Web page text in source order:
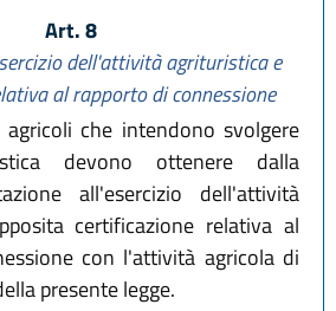
Art. 8
dell'attività agrituristica e
al rapporto di connessione
che intendono svolgere
devono ottenere dalla
all'esercizio dell'attività
certificazione relativa al
con l'attività agricola di
presente legge.